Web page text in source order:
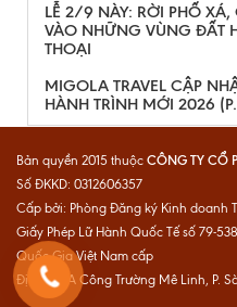
LỄ 2/9 NÀY: RỜI PHỐ XÁ,
VÀO NHỮNG VÙNG ĐẤT
THOẠI
MIGOLA TRAVEL CẬP
HÀNH TRÌNH MỚI 2026
Bản quyền 2015 thuộc CÔNG TY CỔ
Số ĐKKD: 0312606357
Cấp bởi: Phòng Đăng ký Kinh doanh
Giấy Phép Lữ Hành Quốc Tế số 79-
Quốc Gia Việt Nam cấp
Địa chỉ: 1A Công Trường Mê Linh, P.